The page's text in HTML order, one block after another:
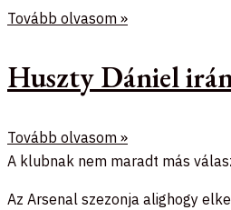
Tovább olvasom »
Huszty Dániel
Tovább olvasom »
A klubnak nem maradt más
Az Arsenal szezonja alighogy